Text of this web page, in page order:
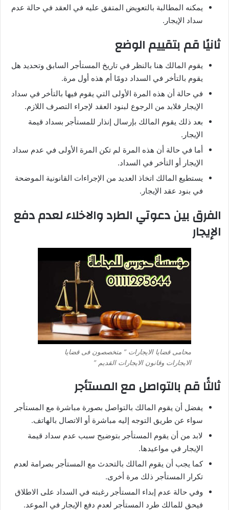
يمكنه المطالبة بالتعويض المتفق عليه في العقد في حالة عدم
سداد الإيجار.
ثانيًا قم بتقييم الوضع
يقوم المالك هنا بالنظر في تاريخ المستأجر السابق وتحديد هل
يقوم بالتأخر في السداد دومًا أم هذه أول مرة.
في حالة أن هذه المرة الأولى التي يقوم فيها بالتأخر في سداد
الإيجار فلابد من الرجوع لبنود العقد لإجراء التصرف اللازم.
بعد ذلك يقوم المالك بإرسال إنذار للمستأجر بسداد قيمة
الإيجار.
أما في حالة أن هذه المرة لم تكن المرة الأولى في عدم سداد
الإيجار أو التأخر في السداد.
يستطيع المالك اتخاذ العديد من الإجراءات القانونية الموضحة
في بنود عقد الإيجار.
الفرق بين دعوتي الطرد والاخلاء لعدم دفع
الإيجار
محامى قضايا الايجارات ” متخصصون فى قضايا
الايجارات وقانون الايجارات القديم ”
ثالثًا قم بالتواصل مع المستأجر
يفضل أن يقوم المالك بالتواصل بصورة مباشرة مع المستأجر
سواء عن طريق التوجه إليه مباشرة أو الاتصال بالهاتف.
لابد من أن يقوم المستأجر بتوضيح سبب عدم سداد قيمة
الإيجار في مواعيدها.
كما يجب أن يقوم المالك بالتحدث مع المستأجر بصرامة لعدم
تكرار المستأجر ذلك مرة أخرى.
وفي حالة عدم إبداء المستأجر رغبته في السداد على الاطلاق
فيحق للمالك طرد المستأجر لعدم دفع الإيجار في الموعد.